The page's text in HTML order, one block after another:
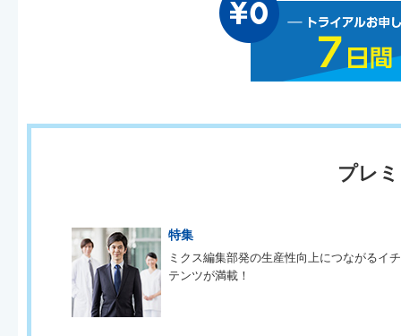
プレ
特集
ミクス編集部発の生産性向上につながるイ
テンツが満載！